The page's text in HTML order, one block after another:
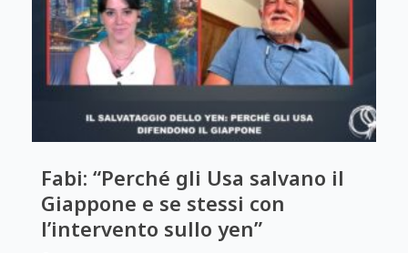
Fabi: “Perché gli Usa salvano il
Giappone e se stessi con
l’intervento sullo yen”